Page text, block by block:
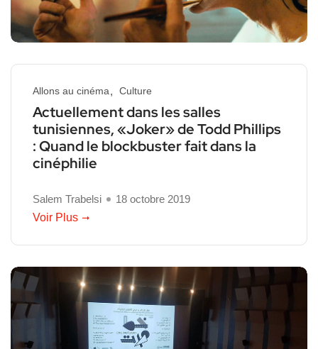
Allons au cinéma Culture
Actuellement dans les salles
tunisiennes, «Joker» de Todd Phillips
: Quand le blockbuster fait dans la
cinéphilie
Salem Trabelsi
18 octobre 2019
Voir Plus